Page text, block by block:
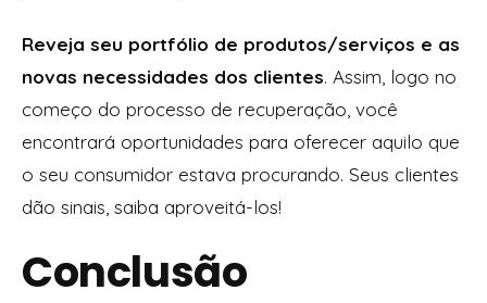
Reveja seu portfólio de produtos/serviços e as
novas necessidades dos clientes. Assim, logo no
começo do processo de recuperação, você
encontrará oportunidades para oferecer aquilo que
o seu consumidor estava procurando. Seus clientes
dão sinais, saiba aproveitá-los!
Conclusão